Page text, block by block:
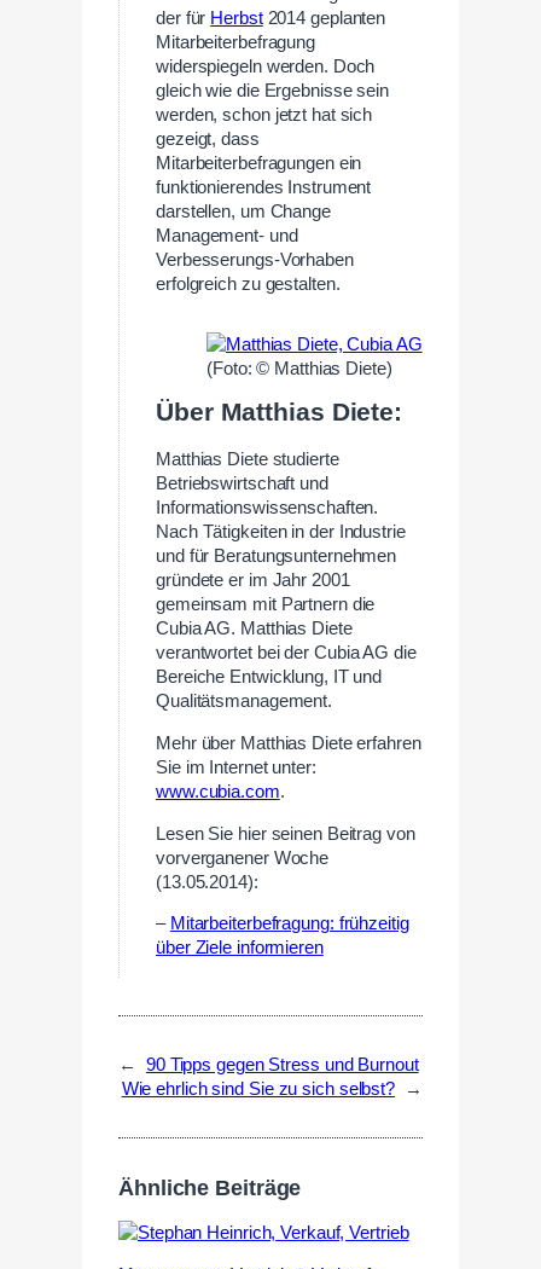
der für Herbst2014 geplanten
Mitarbeiterbefragung
widerspiegeln werden. Doch
gleich wie die Ergebnisse sein
werden, schon jetzt hat sich
gezeigt, dass
Mitarbeiterbefragungen ein
funktionierendes Instrument
darstellen, um Change
Management- und
Verbesserungs-Vorhaben
erfolgreich zu gestalten.
(Foto: © Matthias Diete)
Über Matthias Diete:
Matthias Diete studierte
Betriebswirtschaft und
Informationswissenschaften.
Nach Tätigkeiten in der Industrie
und für Beratungsunternehmen
gründete er im Jahr 2001
gemeinsam mit Partnern die
Cubia AG. Matthias Diete
verantwortet bei der Cubia AG die
Bereiche Entwicklung, IT und
Qualitätsmanagement.
Mehr über Matthias Diete erfahren
Sie im Internet unter:
www.cubia.com.
Lesen Sie hier seinen Beitrag von
vorverganener Woche
(13.05.2014):
– Mitarbeiterbefragung: frühzeitig
über Ziele informieren
←
90 Tipps gegen Stress und Burnout
Wie ehrlich sind Sie zu sich selbst?
→
Ähnliche Beiträge